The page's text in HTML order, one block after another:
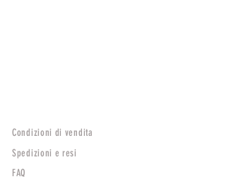
Condizioni di vendita
Spedizioni e resi
FAQ